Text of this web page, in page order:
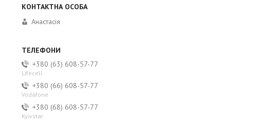
Анастасія
+380 (63) 608-57-77
Lifecell
+380 (66) 608-57-77
Vodafone
+380 (68) 608-57-77
Kyivstar